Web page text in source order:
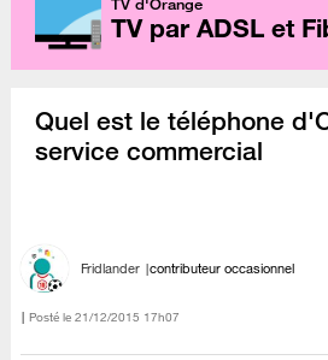
TV d'Orange
TV par ADSL et
Quel est le téléphone
service commercial
Fridlander contributeur occasionnel
Posté le ‎21/12/2015 17h07